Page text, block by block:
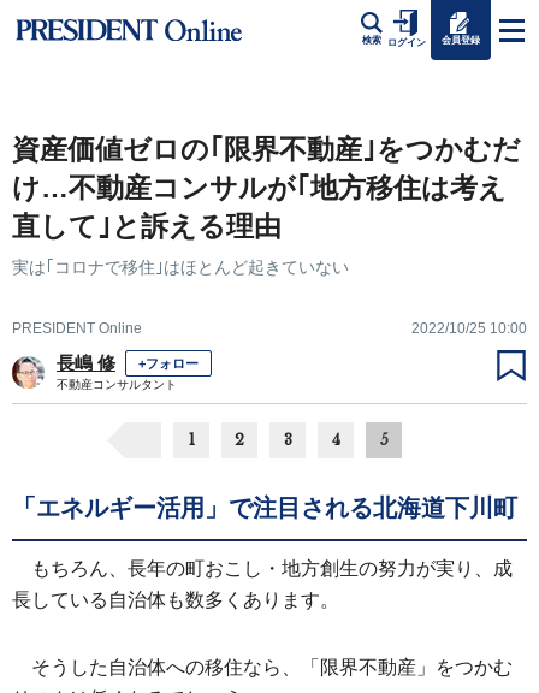
検索 ログイン 会員登録
資産価値ゼロの｢限界不動産｣をつかむだ
け…不動産コンサルが｢地方移住は考え
直して｣と訴える理由
実は｢コロナで移住｣はほとんど起きていない
PRESIDENT Online 2022/10/25 10:00
長嶋 修 +フォロー
不動産コンサルタント
1 2 3 4 5
「エネルギー活用」で注目される北海道下川町
もちろん、長年の町おこし・地方創生の努力が実り、成
長している自治体も数多くあります。
そうした自治体への移住なら、「限界不動産」をつかむ